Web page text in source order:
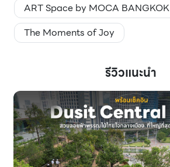
ART Space by MOCA BANGKOK
The Moments of Joy
รีวิวแนะนำ